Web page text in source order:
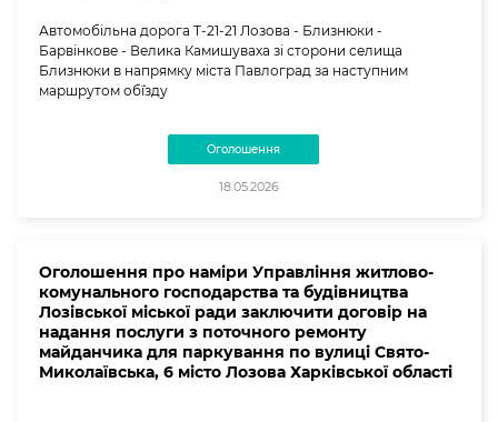
Автомобільна дорога Т-21-21 Лозова - Близнюки -
Барвінкове - Велика Камишуваха зі сторони селища
Близнюки в напрямку міста Павлоград за наступним
маршрутом об`їзду
Оголошення
18.05.2026
Оголошення про наміри Управління житлово-
комунального господарства та будівництва
Лозівської міської ради заключити договір на
надання послуги з поточного ремонту
майданчика для паркування по вулиці Свято-
Миколаївська, 6 місто Лозова Харківської області